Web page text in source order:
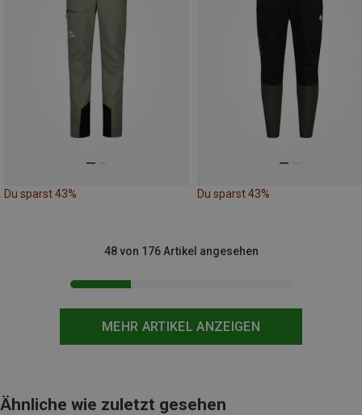
Du sparst 43% Du sparst 43%
MEHR ARTIKEL ANZEIGEN
48 von 176 Artikel angesehen
Ähnliche wie zuletzt gesehen